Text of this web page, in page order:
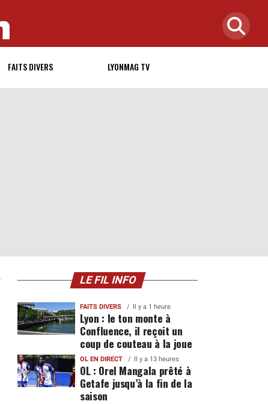
FAITS DIVERS LYONMAG TV
LE FIL INFO
FAITS DIVERS Il y a 1 heure
Lyon : le ton monte à
Confluence, il reçoit un
coup de couteau à la joue
OL EN DIRECT Il y a 13 heures
OL : Orel Mangala prêté à
Getafe jusqu’à la fin de la
saison